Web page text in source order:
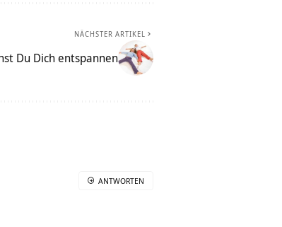
NÄCHSTER ARTIKEL
Du Dich entspannen
ANTWORTEN